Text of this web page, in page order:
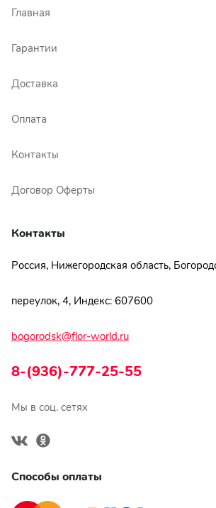
Главная
Гарантии
Доставка
Оплата
Контакты
Договор Оферты
Контакты
Россия, Нижегородская область,
переулок, 4, Индекс: 607600
bogorodsk@flor-world.ru
8-(936)-777-25-55
Мы в соц. сетях
Способы оплаты